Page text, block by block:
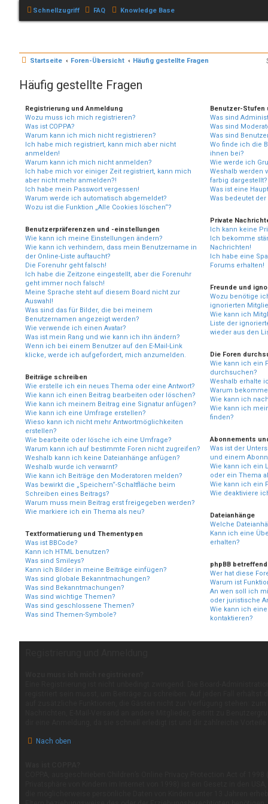
Schnellzugriff FAQ Knowledge Base
Startseite Foren-Übersicht Häufig gestellte Fragen
Häufig gestellte Fragen
Registrierung und Anmeldung
Wozu muss ich mich registrieren?
Was ist COPPA?
Warum kann ich mich nicht registrieren?
Ich habe mich registriert, kann mich aber nicht
anmelden!
Warum kann ich mich nicht anmelden?
Ich habe mich vor einiger Zeit registriert, kann mich
aber nicht mehr anmelden?!
Ich habe mein Passwort vergessen!
Warum werde ich automatisch abgemeldet?
Wozu ist die Funktion „Alle Cookies löschen“?
Benutzerpräferenzen und -einstellungen
Wie kann ich meine Einstellungen ändern?
Wie kann ich verhindern, dass mein Benutzername in
der Online-Liste auftaucht?
Die Forenuhr geht falsch!
Ich habe die Zeitzone eingestellt, aber die Forenuhr
geht immer noch falsch!
Meine Sprache steht auf diesem Board nicht zur
Auswahl!
Was sind das für Bilder, die bei meinem
Benutzernamen angezeigt werden?
Wie verwende ich einen Avatar?
Was ist mein Rang und wie kann ich ihn ändern?
Wenn ich bei einem Benutzer auf den E-Mail-Link
klicke, werde ich aufgefordert, mich anzumelden.
Beiträge schreiben
Wie erstelle ich ein neues Thema oder eine Antwort?
Wie kann ich einen Beitrag bearbeiten oder löschen?
Wie kann ich meinem Beitrag eine Signatur anfügen?
Wie kann ich eine Umfrage erstellen?
Wieso kann ich nicht mehr Antwortmöglichkeiten
erstellen?
Wie bearbeite oder lösche ich eine Umfrage?
Warum kann ich auf bestimmte Foren nicht zugreifen?
Weshalb kann ich keine Dateianhänge anfügen?
Weshalb wurde ich verwarnt?
Wie kann ich Beiträge den Moderatoren melden?
Was bewirkt die „Speichern“-Schaltfläche beim
Schreiben eines Beitrags?
Warum muss mein Beitrag erst freigegeben werden?
Wie markiere ich ein Thema als neu?
Textformatierung und Thementypen
Was ist BBCode?
Kann ich HTML benutzen?
Was sind Smileys?
Kann ich Bilder in meine Beiträge einfügen?
Was sind globale Bekanntmachungen?
Was sind Bekanntmachungen?
Was sind wichtige Themen?
Was sind geschlossene Themen?
Was sind Themen-Symbole?
Benutzer-Stufen
Was sind
Was sind
Was sind
Wo finde ich die
ihnen bei?
Wie werde ich
Weshalb werden
farbig dargestellt?
Was ist eine
Was bedeutet der
Private
Ich kann keine
Ich bekomme
Nachrichten!
Ich habe eine
Forums erhalten!
Freunde und
Wozu benötige
ignorierten
Wie kann ich
Liste der
wieder aus den
Die Foren
Wie kann ich ein
durchsuchen?
Weshalb erhalte
Warum
Wie kann ich
Wie kann ich
finden?
Abonnements
Was ist der
und einem
Wie kann ich ein
oder ein Thema
Wie kann ich ein
Wie deaktiviere
Dateianhänge
Welche
Kann ich eine
erhalten?
phpBB
Wer hat diese
Warum ist
An wen soll ich
oder juristische
Wie kann ich
kontaktieren?
Nach oben